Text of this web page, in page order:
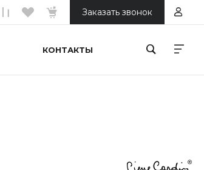
Заказать звонок
КОНТАКТЫ